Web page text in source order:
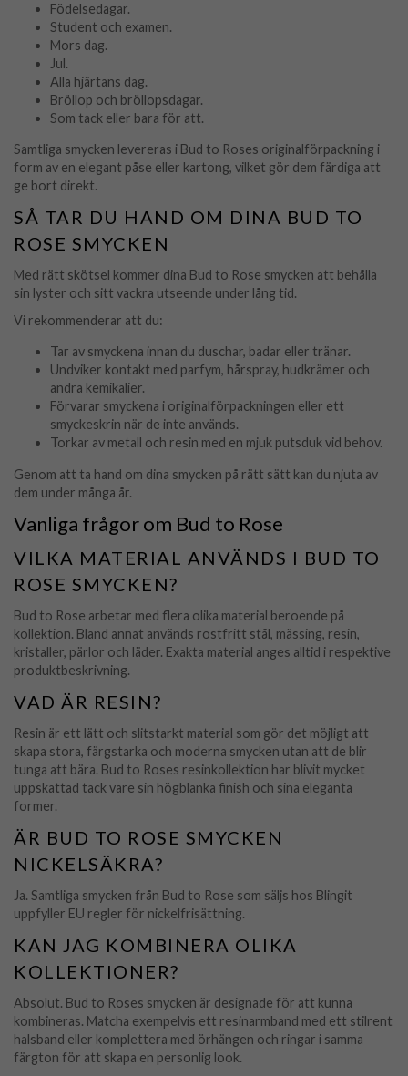
Födelsedagar.
Student och examen.
Mors dag.
Jul.
Alla hjärtans dag.
Bröllop och bröllopsdagar.
Som tack eller bara för att.
Samtliga smycken levereras i Bud to Roses originalförpackning i
form av en elegant påse eller kartong, vilket gör dem färdiga att
ge bort direkt.
SÅ TAR DU HAND OM DINA BUD TO
ROSE SMYCKEN
Med rätt skötsel kommer dina Bud to Rose smycken att behålla
sin lyster och sitt vackra utseende under lång tid.
Vi rekommenderar att du:
Tar av smyckena innan du duschar, badar eller tränar.
Undviker kontakt med parfym, hårspray, hudkrämer och
andra kemikalier.
Förvarar smyckena i originalförpackningen eller ett
smyckeskrin när de inte används.
Torkar av metall och resin med en mjuk putsduk vid behov.
Genom att ta hand om dina smycken på rätt sätt kan du njuta av
dem under många år.
Vanliga frågor om Bud to Rose
VILKA MATERIAL ANVÄNDS I BUD TO
ROSE SMYCKEN?
Bud to Rose arbetar med flera olika material beroende på
kollektion. Bland annat används rostfritt stål, mässing, resin,
kristaller, pärlor och läder. Exakta material anges alltid i respektive
produktbeskrivning.
VAD ÄR RESIN?
Resin är ett lätt och slitstarkt material som gör det möjligt att
skapa stora, färgstarka och moderna smycken utan att de blir
tunga att bära. Bud to Roses resinkollektion har blivit mycket
uppskattad tack vare sin högblanka finish och sina eleganta
former.
ÄR BUD TO ROSE SMYCKEN
NICKELSÄKRA?
Ja. Samtliga smycken från Bud to Rose som säljs hos Blingit
uppfyller EU regler för nickelfrisättning.
KAN JAG KOMBINERA OLIKA
KOLLEKTIONER?
Absolut. Bud to Roses smycken är designade för att kunna
kombineras. Matcha exempelvis ett resinarmband med ett stilrent
halsband eller komplettera med örhängen och ringar i samma
färgton för att skapa en personlig look.